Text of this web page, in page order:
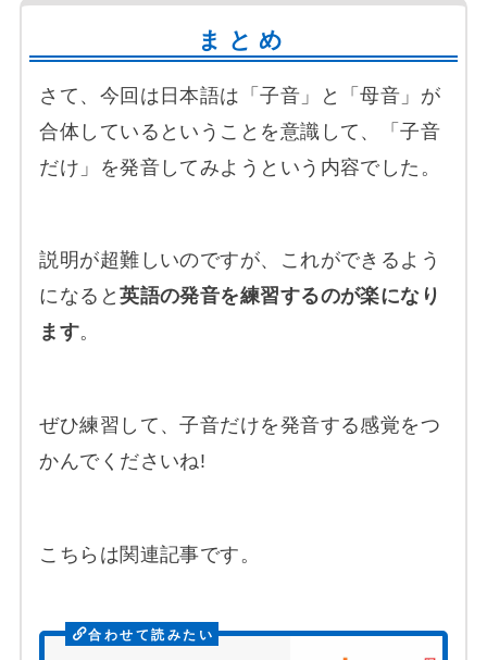
まとめ
さて、今回は日本語は「子音」と「母音」が
合体しているということを意識して、「子音
だけ」を発音してみようという内容でした。
説明が超難しいのですが、これができるよう
になると英語の発音を練習するのが楽になり
ます。
ぜひ練習して、子音だけを発音する感覚をつ
かんでくださいね!
こちらは関連記事です。